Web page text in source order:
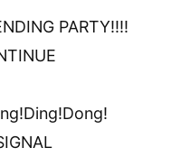
PARTY!!!!